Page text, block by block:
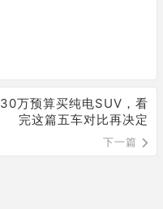
30万预算买纯电SUV，看
完这篇五车对比再决定
下一篇